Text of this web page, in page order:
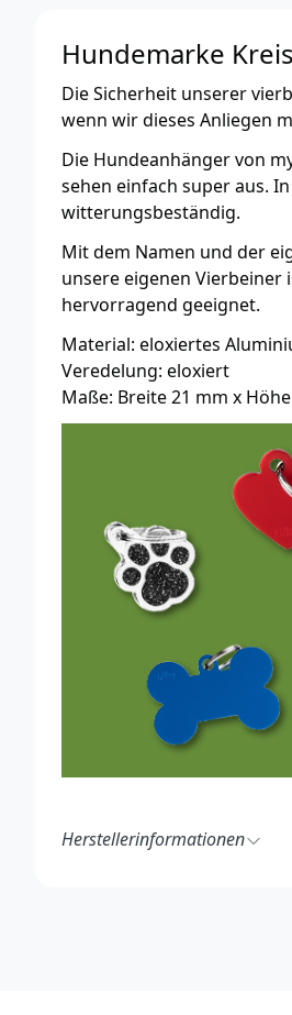
Hundemarke
Die Sicherheit unserer
wenn wir dieses Anliegen
Die Hundeanhänger von
sehen einfach super aus.
witterungsbeständig.
Mit dem Namen und der
unsere eigenen Vierbeiner
hervorragend geeignet.
Material: eloxiertes
Veredelung: eloxiert
Maße: Breite 21 mm x
Herstellerinformationen